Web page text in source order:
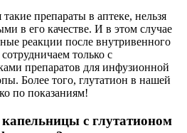
препараты в аптеке, нельзя
в его качестве. И в этом случае
реакции после внутривенного
только с
препаратов для инфузионной
Более того, глутатион в нашей
по показаниям!
с глутатионом